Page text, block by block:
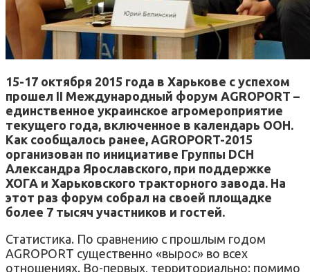
15-17 октября 2015 года в Харькове с успехом
прошел II Международный форум AGROPORT –
единственное украинское агромероприятие
текущего года, включенное в календарь ООН.
Как сообщалось ранее, AGROPORT-2015
организован по инициативе Группы DCH
Александра Ярославского, при поддержке
ХОГА и Харьковского тракторного завода. На
этот раз форум собрал на своей площадке
более 7 тысяч участников и гостей.
Статистика. По сравнению с прошлым годом
AGROPORT существенно «вырос» во всех
отношениях. Во-первых, территориально: помимо